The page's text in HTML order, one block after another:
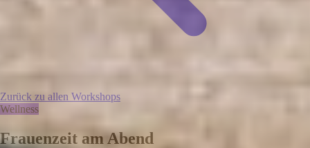
Zurück zu allen Workshops
Wellness
Frauenzeit am Abend